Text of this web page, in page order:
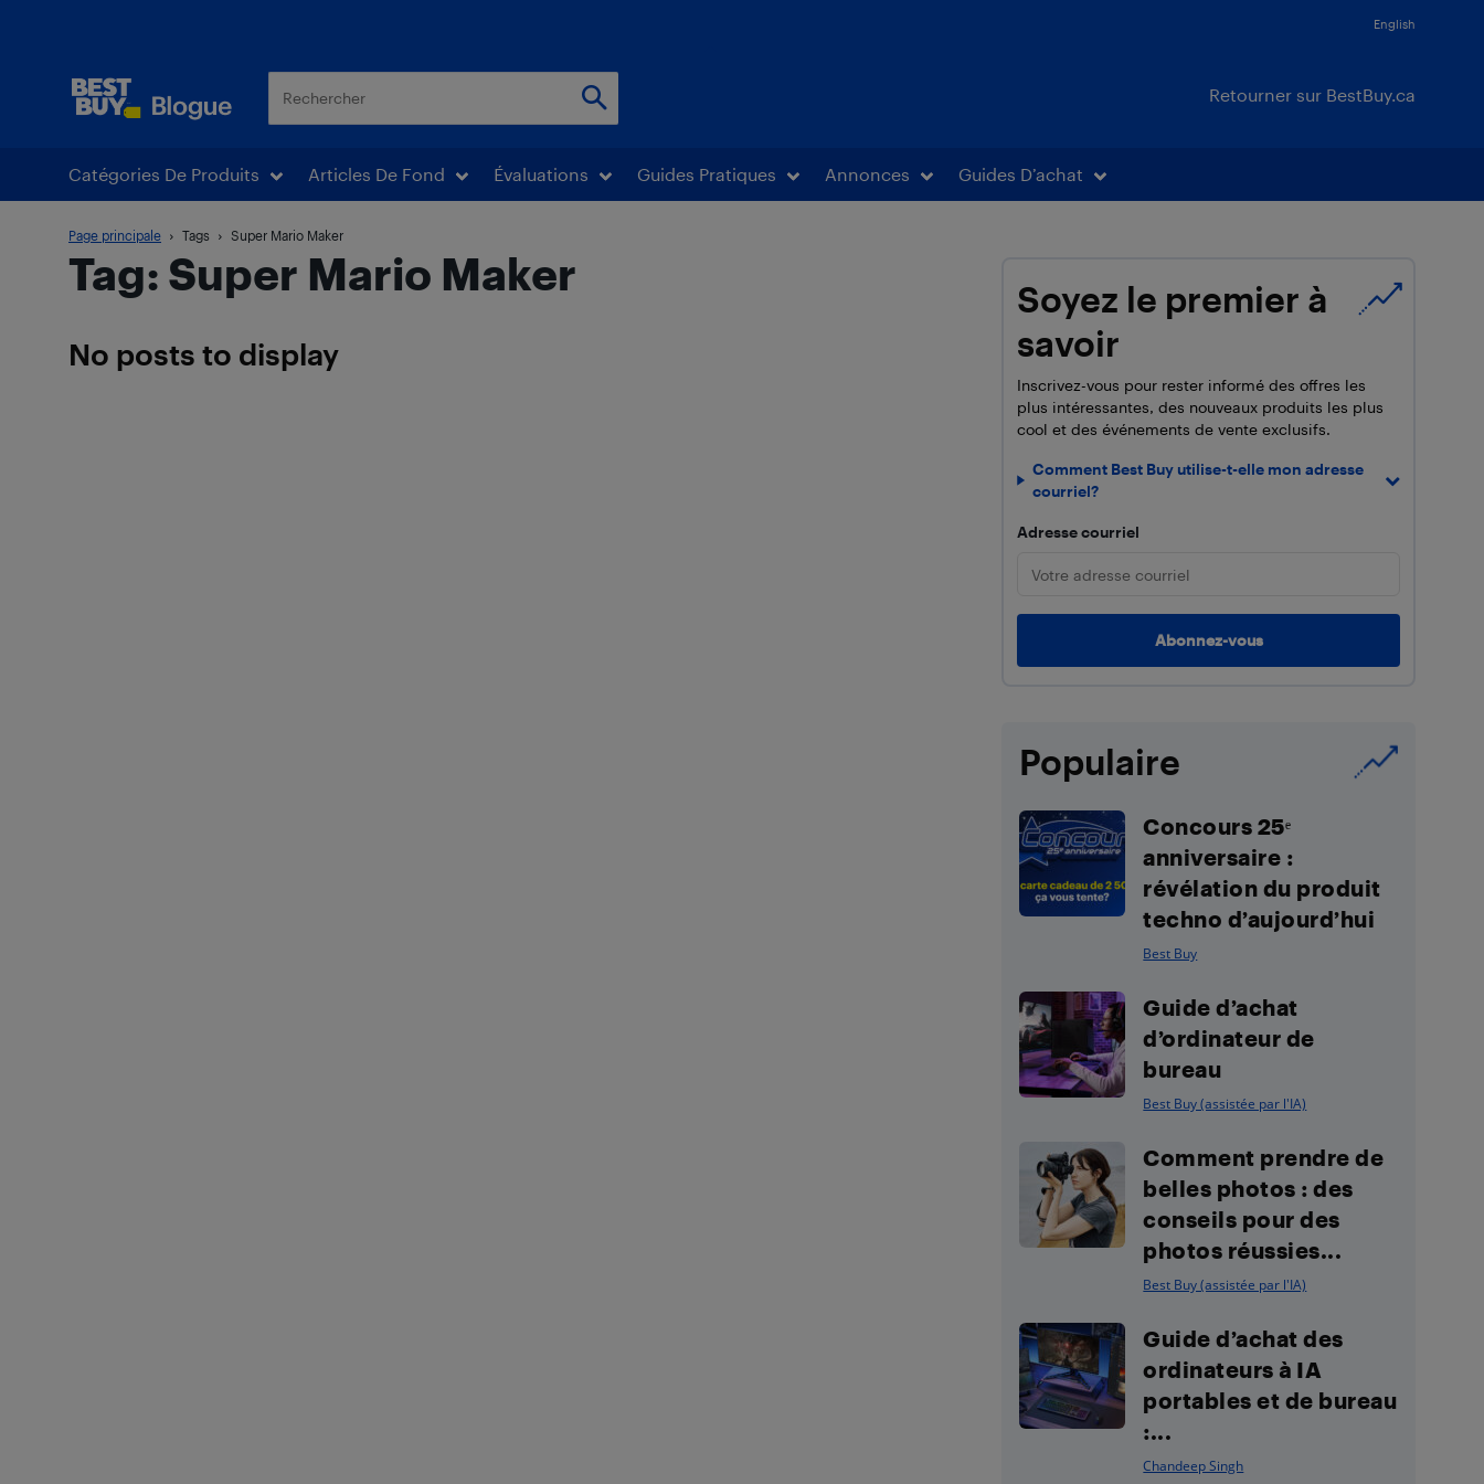
English
Retourner sur BestBuy.ca
Catégories De Produits Articles De Fond Évaluations Guides Pratiques Annonces Guides D’achat
Page principale Tags Super Mario Maker
Tag: Super Mario Maker
No posts to display
Soyez le premier à
savoir
Inscrivez-vous pour rester informé des offres les
plus intéressantes, des nouveaux produits les plus
cool et des événements de vente exclusifs.
Comment Best Buy utilise-t-elle mon adresse
courriel?
Adresse courriel
Populaire
Concours 25ᵉ
anniversaire :
révélation du produit
techno d’aujourd’hui
Best Buy
Guide d’achat
d’ordinateur de
bureau
Best Buy (assistée par l'IA)
Comment prendre de
belles photos : des
conseils pour des
photos réussies...
Best Buy (assistée par l'IA)
Guide d’achat des
ordinateurs à IA
portables et de bureau
:...
Chandeep Singh